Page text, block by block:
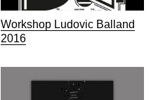
Workshop Ludovic Balland
2016